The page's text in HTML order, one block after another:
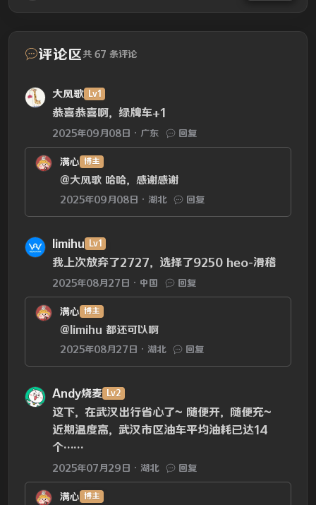
评论区 共 67 条评论
大风歌 Lv1
恭喜恭喜啊，绿牌车+1
2025年09月08日 广东 回复
满心 博主
@大风歌 哈哈，感谢感谢
2025年09月08日 湖北 回复
limihu Lv1
我上次放弃了2727，选择了9250 heo-滑稽
2025年08月27日 中国 回复
满心 博主
@limihu 都还可以啊
2025年08月27日 湖北 回复
Andy烧麦 Lv2
这下，在武汉出行省心了~ 随便开，随便充~
近期温度高，武汉市区油车平均油耗已达14
个……
2025年07月29日 湖北 回复
满心 博主